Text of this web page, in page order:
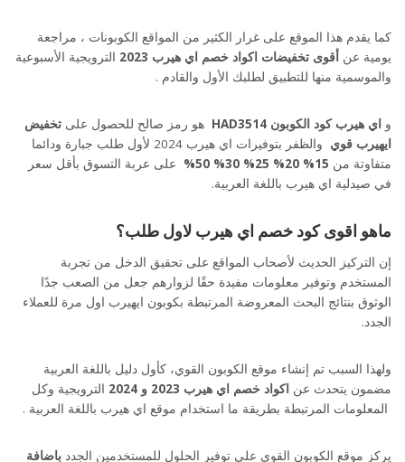
كود خصم اي هيرب 50% الرمز (HAD3514) كوبون خصم iherb قوي في 2024
كما يقدم هذا الموقع على غرار الكثير من المواقع الكوبونات ، مراجعة
يومية عن أقوى تخفيضات اكواد خصم اي هيرب 2023
الترويجية الأسبوعية
والموسمية منها للتطبيق لطلبك الأول والقادم .
و اي هيرب كود الكوبون هو رمز صالح للحصول على تخفيض
ايهيرب قوي
والظفر بتوفيرات اي هيرب 2024 لأول طلب جبارة ودائما
متفاوتة من
على عربة التسوق بأقل سعر
في صيدلية اي هيرب باللغة العربية.
ماهو اقوى كود خصم اي هيرب لاول طلب؟
إن التركيز الحديث لأصحاب المواقع على تحقيق الدخل من تجربة
المستخدم وتوفير معلومات مفيدة حقًا لزوارهم جعل من الصعب جدًا
الوثوق بنتائج البحث المعروضة المرتبطة بكوبون ايهيرب اول مرة للعملاء
الجدد.
ولهذا السبب تم إنشاء موقع الكوبون القوي، كأول دليل باللغة العربية
مضمون يتحدث عن اكواد خصم اي هيرب 2023 و 2024
الترويجية وكل
المعلومات المرتبطة بطريقة ما استخدام موقع اي هيرب باللغة العربية .
يركز موقع الكوبون القوي على توفير الحلول للمستخدمين الجدد باضافة